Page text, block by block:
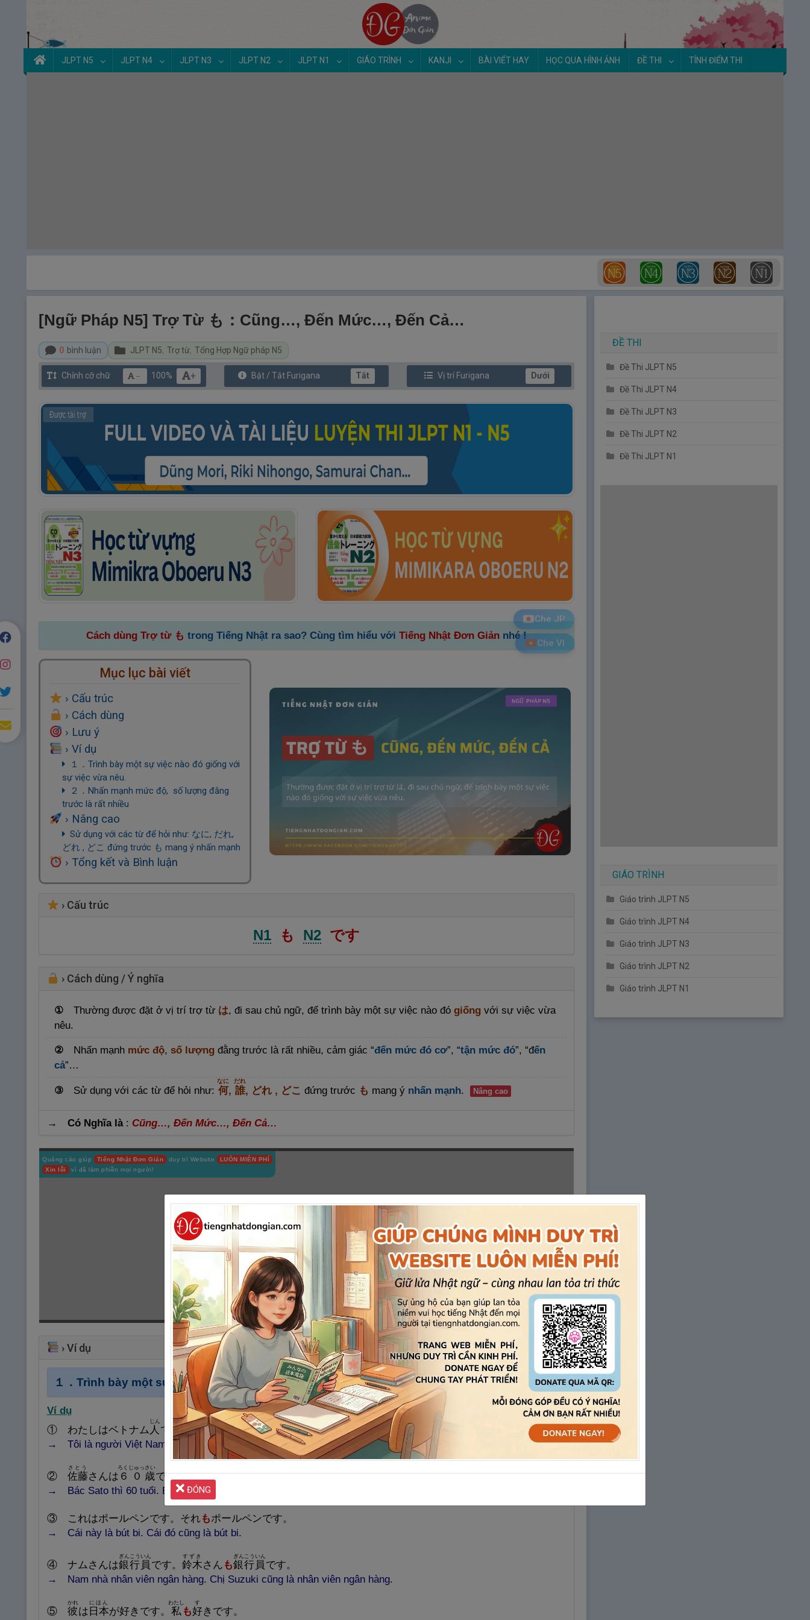
JLPT N5 JLPT N4 JLPT N3 JLPT N2 JLPT N1 GIÁO TRÌNH KANJI BÀI VIẾT HAY HỌC QUA HÌNH ẢNH ĐỀ THI TÍNH ĐIỂM THI
[Ngữ Pháp N5] Trợ Từ も：Cũng…, Đến Mức…, Đến Cả…
0 bình luận JLPT N5, Trợ từ, Tổng Hợp Ngữ pháp N5
Chỉnh cỡ chữ － 100% + Bật / Tắt Furigana Tắt Vị trí Furigana Dưới
Che JP
Cách dùng Trợ từ も trong Tiếng Nhật ra sao? Cùng tìm hiểu với Tiếng Nhật Đơn Giản nhé !
Mục lục bài viết
› Cấu trúc
› Cách dùng
› Lưu ý
› Ví dụ
１．Trình bày một sự việc nào đó giống với
sự việc vừa nêu.
２．Nhấn mạnh mức độ, số lượng đằng
trước là rất nhiều
› Nâng cao
Sử dụng với các từ để hỏi như: なに, だれ,
どれ , どこ đứng trước も mang ý nhấn mạnh
› Tổng kết và Bình luận
› Cấu trúc
N1 も N2 です
› Cách dùng / Ý nghĩa
① Thường được đặt ở vị trí trợ từ は, đi sau chủ ngữ, để trình bày một sự việc nào đó giống với sự việc vừa
nêu.
② Nhấn mạnh mức độ, số lượng đằng trước là rất nhiều, cảm giác “đến mức đó cơ”, “tận mức đó”, “đến
cả”…
③ Sử dụng với các từ để hỏi như: 何
なに
, 誰
だれ
, どれ , どこ đứng trước も mang ý nhấn mạnh. Nâng cao
→ Có Nghĩa là: Cũng…, Đến Mức…, Đến Cả…
Quảng cáo giúp Tiếng Nhật Đơn Giản duy trì Website
LUÔN MIỄN PHÍ
Xin lỗi
vì đã làm phiền mọi người!
›Ví dụ
１．Trình bày một sự việc nào đó giốngvới sự việc vừa nêu.
Ví dụ
① わたしはベトナム 人
じん
です。アンさんもベトナム人
じん
です。
→ Tôi là người Việt Nam. An cũng là người Việt Nam.
② 佐藤
bụi
さとう
さんは ６０
ろくじゅっ
歳
さい
です。浅見さんも６０歳です。
→ Bác Sato thì 60 tuổi. Bác Asami cũng 60 tuổi.
③ これはポールペンです。それもポールペンです。
→ Cái này là bút bi. Cái đó cũng là bút bi.
④ ナムさんは銀行
HÀNH, HẠNH, HÀNG,
員
người
ぎんこういん
です。 鈴木
すずき
さん も銀行
HÀNH, HẠNH, HÀNG,
HẠNG
員
ぎんこういん
です。
→ Nam nhànhân viên ngân hàng. Chị Suzuki cũng là nhân viên ngân hàng.
⑤ 彼
かれ
は 日 本
にほん
が好きです。 私
わたし
も好
す
きです。
Che VI
ĐỀ THI
Đề Thi JLPT N5
Đề Thi JLPT N4
Đề Thi JLPT N3
Đề Thi JLPT N2
Đề Thi JLPT N1
GIÁO TRÌNH
Giáo trình JLPT N5
Giáo trình JLPT N4
Giáo trình JLPT N3
Giáo trình JLPT N2
Giáo trình JLPT N1
ĐÓNG